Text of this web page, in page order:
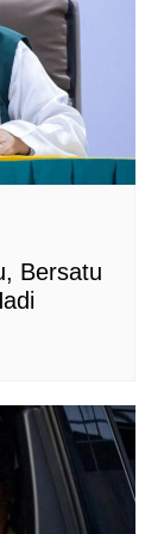
Bersatu